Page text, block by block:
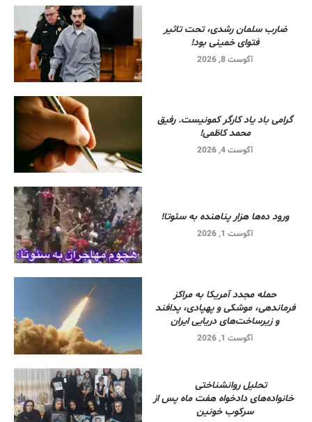
ضارب سلمان رشدی، تحت تاثیر
فتوای خمینی بود!
آگوست 8, 2026
گرامی باد یاد کارگر کمونیست. رفیق
محمد کاظمی!
آگوست 4, 2026
ورود ده‌ها هزار پناهنده به سئوتا!
آگوست 1, 2026
حمله مجدد آمریکا به مراکز
فرماندهی، موشکی و پهپادی، پدافند
و زیرساخت‌های دریایی ایران
آگوست 1, 2026
تحلیل روانشناختی
خانواده‌های دادخواه هفت ماه پس از
سرکوب خونین